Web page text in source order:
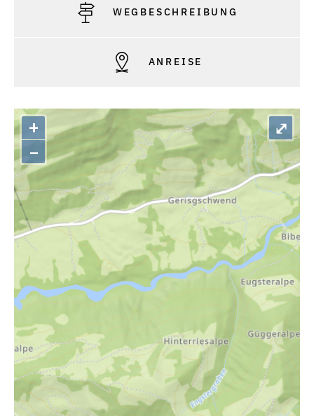
WEGBESCHREIBUNG
ANREISE
+
–
⤢